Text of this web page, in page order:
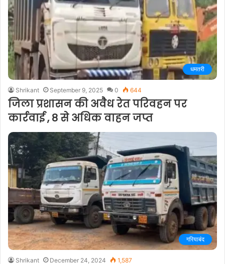
धमतरी
Shrikant September 9, 2025 0 644
जिला प्रशासन की अवैध रेत परिवहन पर
कार्रवाई , 8 से अधिक वाहन जप्त
गरियाबंद
Shrikant December 24, 2024 1,587